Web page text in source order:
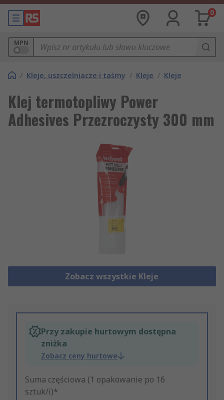
0
MPN
/ Kleje, uszczelniacze i taśmy / Kleje / Kleje
Klej termotopliwy Power
Adhesives Przezroczysty 300 mm
Zobacz wszystkie Kleje
Przy zakupie hurtowym dostępna
zniżka
Zobacz ceny hurtowe
Suma częściowa (1 opakowanie po 16
sztuk/i)*